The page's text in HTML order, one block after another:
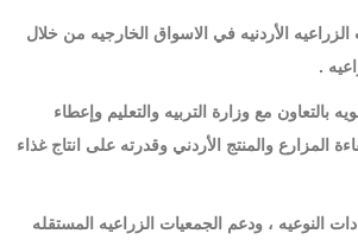
الأردنيه في الاسواق الخارجيه من خلال
.
بالتعاون مع وزارة التربيه والتعليم وإعطاء
المزارع والمنتج الأردني وقدرته على انتاج غذاء
النوعيه ، ودعم الجمعيات الزراعيه المستقله